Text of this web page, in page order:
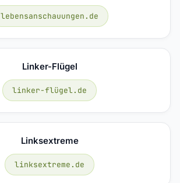
lebensanschauungen.de
Linker-Flügel
linker-flügel.de
Linksextreme
linksextreme.de